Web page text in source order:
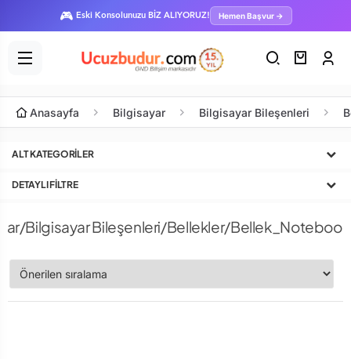
🎮 Eski Konsolunuzu BİZ ALIYORUZ! Hemen Başvur →
Anasayfa Bilgisayar Bilgisayar Bileşenleri
ALT KATEGORILER
DETAYLI FILTRE
Bilgisayar Bileşenleri/Bellekler/